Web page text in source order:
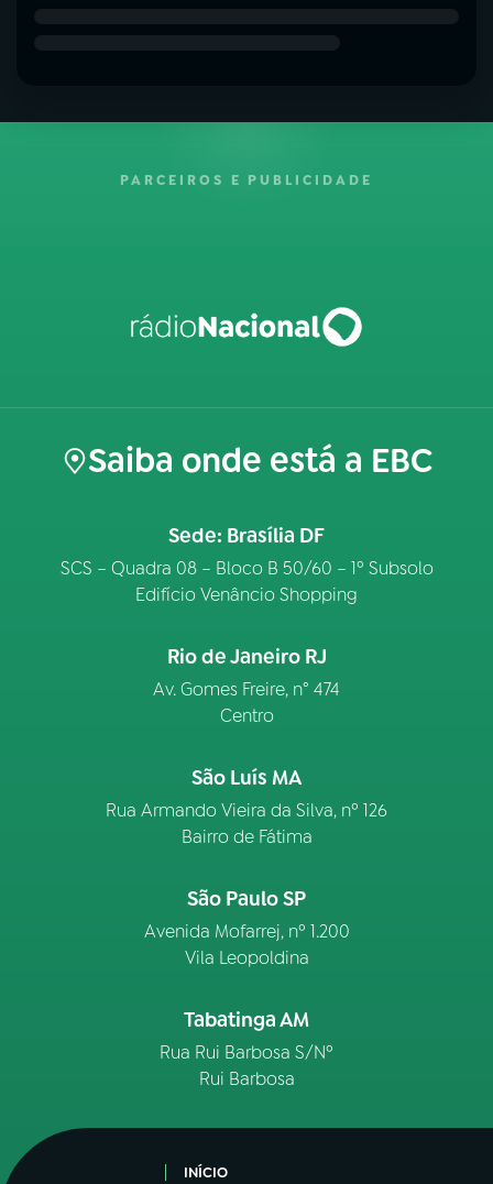
PARCEIROS E PUBLICIDADE
Saiba onde está a EBC
Sede: Brasília DF
SCS – Quadra 08 – Bloco B 50/60 – 1º Subsolo
Edifício Venâncio Shopping
Rio de Janeiro RJ
Av. Gomes Freire, n° 474
Centro
São Luís MA
Rua Armando Vieira da Silva, nº 126
Bairro de Fátima
São Paulo SP
Avenida Mofarrej, nº 1.200
Vila Leopoldina
Tabatinga AM
Rua Rui Barbosa S/Nº
Rui Barbosa
INÍCIO